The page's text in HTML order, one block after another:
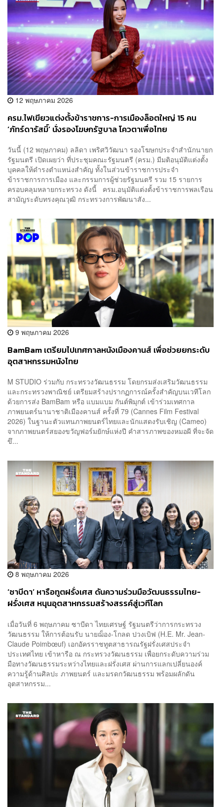
12 พฤษภาคม 2026
ครม.ไฟเขียวแต่งตั้งข้าราชการ-การเมืองล็อตใหญ่ 15 คน
‘ภัทร์ดารัสมิ์’ นั่งรองโฆษกรัฐบาล โควตาเพื่อไทย
วันนี้ (12 พฤษภาคม) ลลิดา เพริศวิวัฒนา รองโฆษกประจำสำนักนายก
รัฐมนตรี เปิดเผยว่า ที่ประชุมคณะรัฐมนตรี (ครม.) มีมติอนุมัติแต่งตั้ง
บุคคลให้ดำรงตำแหน่งสำคัญ ทั้งในส่วนข้าราชการประจำ
ข้าราชการการเมือง และกรรมการผู้ช่วยรัฐมนตรี รวม 15 รายการ
ครอบคลุมหลายกระทรวง ดังนี้ ครม.อนุมัติแต่งตั้งข้าราชการพลเรือน
สามัญระดับทรงคุณวุฒิ กระทรวงการพัฒนาสัง...
9 พฤษภาคม 2026
BamBam เตรียมไปเทศกาลหนังเมืองคานส์ เพื่อช่วยยกระดับ
อุตสาหกรรมหนังไทย
M STUDIO ร่วมกับ กระทรวงวัฒนธรรม โดยกรมส่งเสริมวัฒนธรรม
และกระทรวงพาณิชย์ เตรียมสร้างปรากฏการณ์ครั้งสำคัญบนเวทีโลก
ด้วยการส่ง BamBam หรือ แบมแบม กันต์พิมุกต์ เข้าร่วมเทศกาล
ภาพยนตร์นานาชาติเมืองคานส์ ครั้งที่ 79 (Cannes Film Festival
2026) ในฐานะตัวแทนภาพยนตร์ไทยและนักแสดงรับเชิญ (Cameo)
จากภาพยนตร์สยองขวัญฟอร์มยักษ์แห่งปี คำสารภาพของหมอผี ที่จะจัด
ขึ...
8 พฤษภาคม 2026
‘ซาบีดา’ หารือทูตฝรั่งเศส ดันความร่วมมือวัฒนธรรมไทย-
ฝรั่งเศส หนุนอุตสาหกรรมสร้างสรรค์สู่เวทีโลก
เมื่อวันที่ 6 พฤษภาคม ซาบีดา ไทยเศรษฐ์ รัฐมนตรีว่าการกระทรวง
วัฒนธรรม ให้การต้อนรับ นายฌ็อง-โกลด ปวงเบิฟ (H.E. Mr. Jean-
Claude Poimbœuf) เอกอัครราชทูตสาธารณรัฐฝรั่งเศสประจำ
ประเทศไทย เข้าหารือ ณ กระทรวงวัฒนธรรม เพื่อยกระดับความร่วม
มือทางวัฒนธรรมระหว่างไทยและฝรั่งเศส ผ่านการแลกเปลี่ยนองค์
ความรู้ด้านศิลปะ ภาพยนตร์ และมรดกวัฒนธรรม พร้อมผลักดัน
อุตสาหกรรม...